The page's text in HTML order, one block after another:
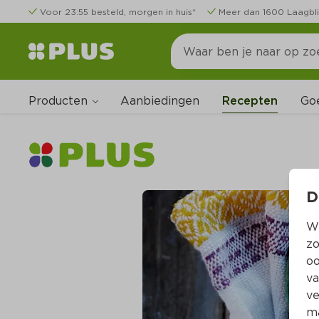
Voor 23:55 besteld, morgen in huis* Meer dan 1600
Producten Aanbiedingen Recepten